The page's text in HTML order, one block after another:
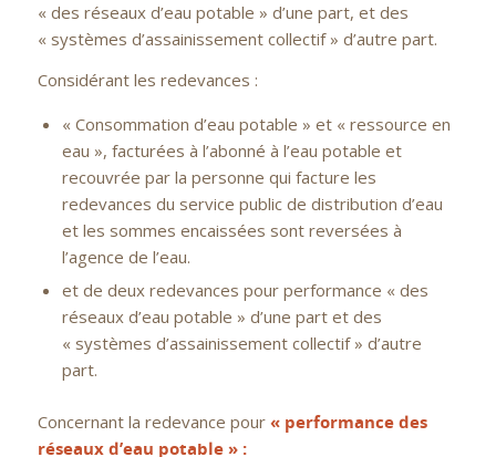
« des réseaux d’eau potable » d’une part, et des
« systèmes d’assainissement collectif » d’autre part.
Considérant les redevances :
« Consommation d’eau potable » et « ressource en
eau », facturées à l’abonné à l’eau potable et
recouvrée par la personne qui facture les
redevances du service public de distribution d’eau
et les sommes encaissées sont reversées à
l’agence de l’eau.
et de deux redevances pour performance « des
réseaux d’eau potable » d’une part et des
« systèmes d’assainissement collectif » d’autre
part.
Concernant la redevance pour « performance des
réseaux d’eau potable » :